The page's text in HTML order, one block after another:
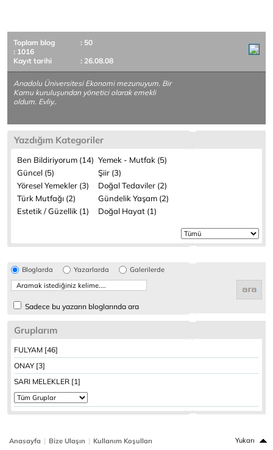
Toplam blog
: 50
: 1016
Kayıt tarihi
: 26.08.08
Anadolu Üniversitesi Ekonomi mezunuyum. Bir
Kamu kuruluşundan yönetici olarak emekli
oldum. Evliy..
Yazdığım Kategoriler
Ben Bildiriyorum (14) Yemek - Mutfak (5)
Güncel (5)
Şiir (3)
Yöresel Yemekler (3)
Doğal Tedaviler (2)
Türk Mutfağı (2)
Gündelik Yaşam (2)
Estetik / Güzellik (1)
Doğal Hayat (1)
Bloglarda Yazarlarda Galerilerde
Sadece bu yazarın bloglarında ara
Gruplarım
FULYAM [46]
ONAY [3]
SARI MELEKLER [1]
Anasayfa | Bize Ulaşın | Kullanım Koşulları Yukarı